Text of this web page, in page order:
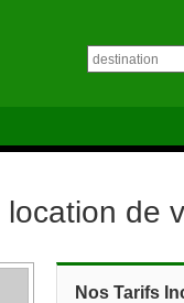
de
Nos Tarifs